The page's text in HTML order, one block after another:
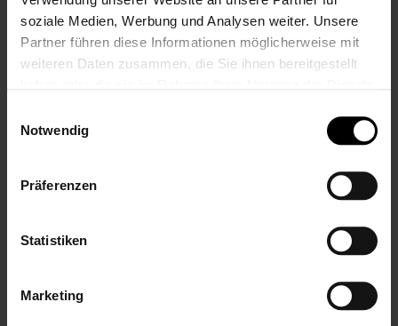
soziale Medien, Werbung und Analysen weiter. Unsere
Partner führen diese Informationen möglicherweise mit
weiteren Daten zusammen, die Sie ihnen bereitgestellt
Notwendig
Präferenzen
Statistiken
Marketing
Namen oder
Wunschtext,
Geschenk zum
15,99 €
mit Namen oder
Wunschtext,
Geschenk für